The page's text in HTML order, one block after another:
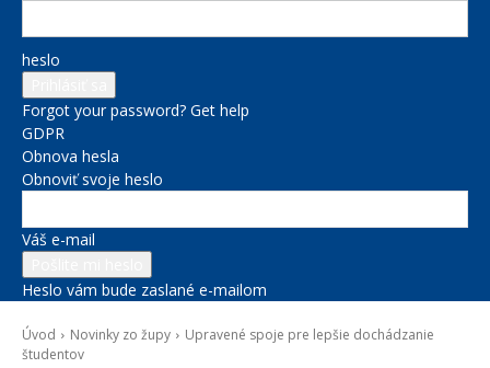
heslo
Forgot your password? Get help
GDPR
Obnova hesla
Obnoviť svoje heslo
Váš e-mail
Heslo vám bude zaslané e-mailom
Úvod Novinky zo župy
Upravené spoje pre lepšie dochádzanie
študentov